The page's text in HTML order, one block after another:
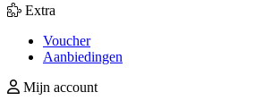
Extra
Voucher
Aanbiedingen
Mijn account